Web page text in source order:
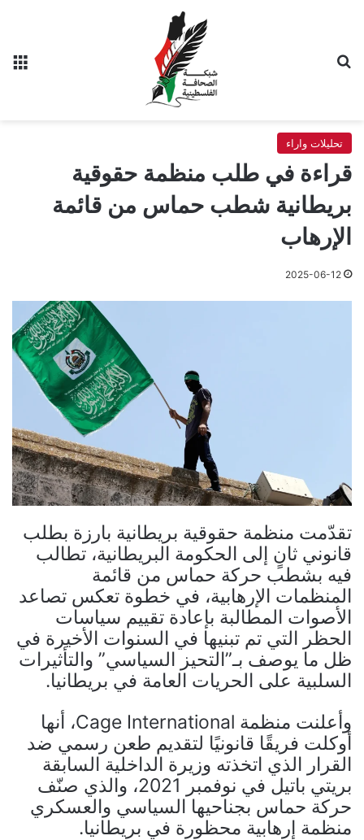
تحليلات واراء
قراءة في طلب منظمة حقوقية
بريطانية شطب حماس من قائمة
الإرهاب
2025-06-12
تقدّمت منظمة حقوقية بريطانية بارزة بطلب
قانوني ثانٍ إلى الحكومة البريطانية، تطالب
فيه بشطب حركة حماس من قائمة
المنظمات الإرهابية، في خطوة تعكس تصاعد
الأصوات المطالبة بإعادة تقييم سياسات
الحظر التي تم تبنيها في السنوات الأخيرة في
ظل ما يوصف بـ”التحيز السياسي” والتأثيرات
السلبية على الحريات العامة في بريطانيا.
وأعلنت منظمة Cage International، أنها
أوكلت فريقًا قانونيًا لتقديم طعن رسمي ضد
القرار الذي اتخذته وزيرة الداخلية السابقة
بريتي باتيل في نوفمبر 2021، والذي صنّف
حركة حماس بجناحيها السياسي والعسكري
منظمة إرهابية محظورة في بريطانيا.